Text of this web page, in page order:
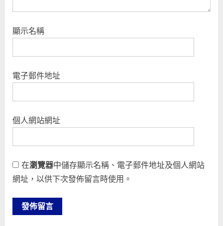
顯示名稱
電子郵件地址
個人網站網址
在瀏覽器中儲存顯示名稱、電子郵件地址及個人網站
網址，以供下次發佈留言時使用。